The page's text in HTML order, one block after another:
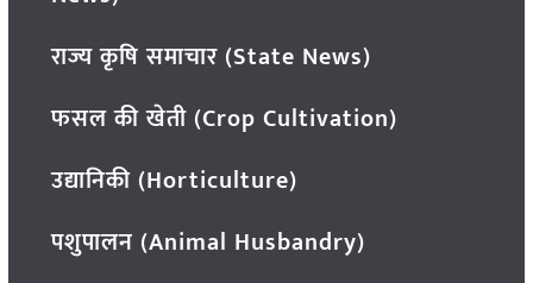
राज्य कृषि समाचार (State News)
फसल की खेती (Crop Cultivation)
उद्यानिकी (Horticulture)
पशुपालन (Animal Husbandry)